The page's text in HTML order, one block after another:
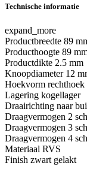
Technische informatie
expand_more
Productbreedte 89
Producthoogte 89
Productdikte 2.5 mm
Knoopdiameter 12
Hoekvorm rechthoek
Lagering kogellager
Draairichting naar
Draagvermogen 2
Draagvermogen 3
Draagvermogen 4
Materiaal RVS
Finish zwart gelakt